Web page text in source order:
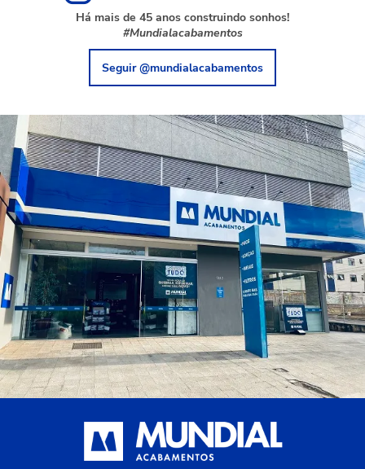
Há mais de 45 anos construindo sonhos!
#Mundialacabamentos
Seguir @mundialacabamentos